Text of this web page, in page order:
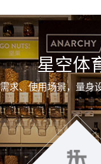
星空体
求、使用场景，量身